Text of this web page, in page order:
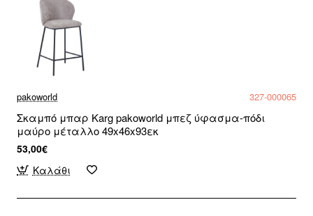
pakoworld 327-000065
Σκαμπό μπαρ Karg pakoworld μπεζ ύφασμα-πόδι
μαύρο μέταλλο 49x46x93εκ
53,00€
Καλάθι